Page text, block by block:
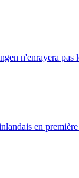
n'enrayera
en